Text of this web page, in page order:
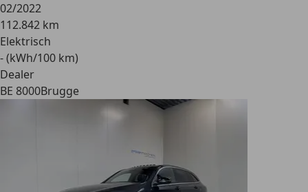
02/2022
112.842 km
Elektrisch
- (kWh/100 km)
Dealer
BE 8000Brugge